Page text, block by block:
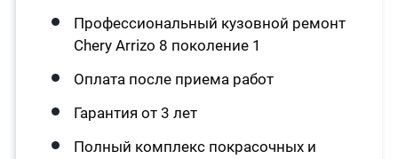
Профессиональный кузовной ремонт
Chery Arrizo 8 поколение 1
Оплата после приема работ
Гарантия от 3 лет
Полный комплекс покрасочных и